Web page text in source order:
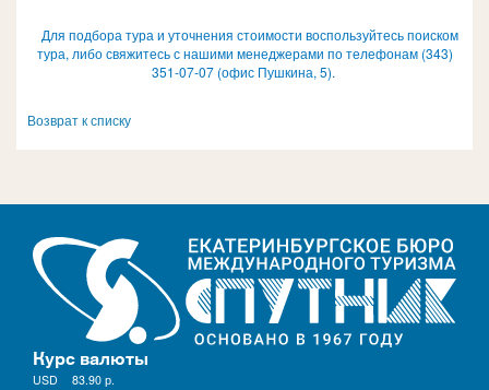
Для подбора тура и уточнения стоимости воспользуйтесь поиском
тура, либо свяжитесь с нашими менеджерами по телефонам (343)
351-07-07(офис Пушкина, 5).
Возврат к списку
Курс валюты
USD 83.90 р.